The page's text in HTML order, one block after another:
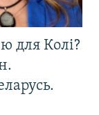
для Колі?